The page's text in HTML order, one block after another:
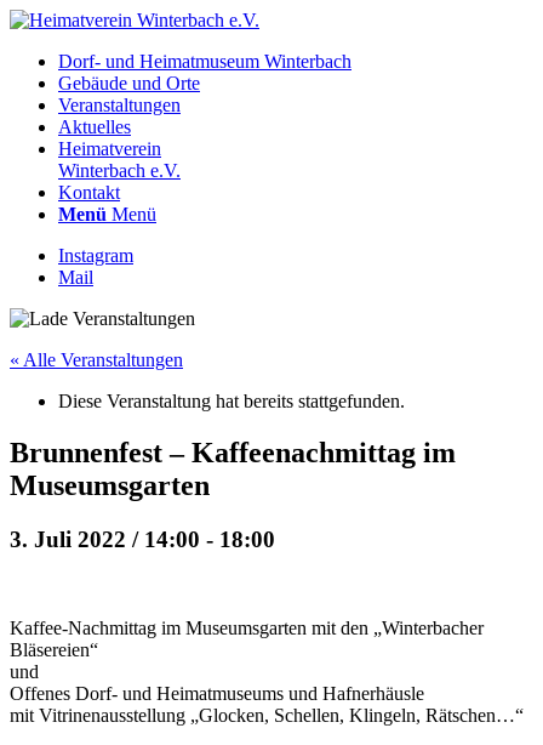
Dorf- und Heimatmuseum Winterbach
Gebäude und Orte
Veranstaltungen
Aktuelles
Heimatverein
Winterbach e.V.
Kontakt
Menü Menü
Instagram
Mail
« Alle Veranstaltungen
Diese Veranstaltung hat bereits stattgefunden.
Brunnenfest – Kaffeenachmittag im
Museumsgarten
3. Juli 2022 / 14:00 - 18:00
Kaffee-Nachmittag im Museumsgarten mit den „Winterbacher
Bläsereien“
und
Offenes Dorf- und Heimatmuseums und Hafnerhäusle
mit Vitrinenausstellung „Glocken, Schellen, Klingeln, Rätschen…“